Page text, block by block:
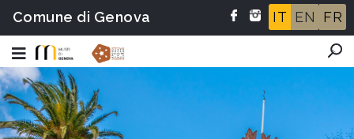
Comune di Genova IT EN FR